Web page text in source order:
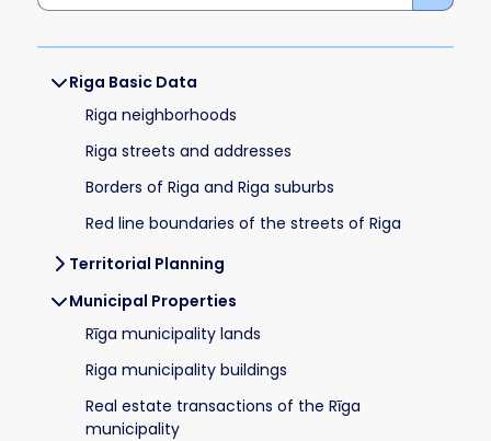
Riga Basic Data
Riga neighborhoods
Riga streets and addresses
Borders of Riga and Riga suburbs
Red line boundaries of the streets of Riga
Territorial Planning
Municipal Properties
Rīga municipality lands
Riga municipality buildings
Real estate transactions of the Rīga
municipality